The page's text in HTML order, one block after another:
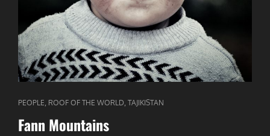
CAT
LINKS
PEOPLE ROOF OF THE WORLD TAJIKISTAN
Fann Mountains